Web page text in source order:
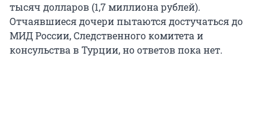
тысяч долларов (1,7 миллиона рублей).
Отчаявшиеся дочери пытаются достучаться до
МИД России, Следственного комитета и
консульства в Турции, но ответов пока нет.